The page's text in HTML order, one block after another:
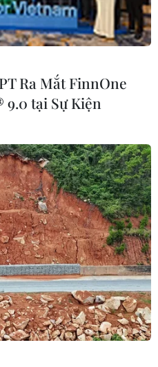
hội viên giảm 10-20% phí lưu
để hỗ trợ hệ thống siêu thị thu
dân. (Ảnh: Vietnam+)
Nông nghiệp và Phát
Phùng Đức Tiến đề
địa phương cần
biến sâu đối với hàng
công tác xúc tiến
thuộc quá nhiều vào
có 9 loại nông sản đủ
ngạch sang Trung
Nông nghiệp và Phát
hoạch cơ cấu lại sản
địa phương phù hợp
Ra Mắt FinnOne
9.0 tại Sự Kiện